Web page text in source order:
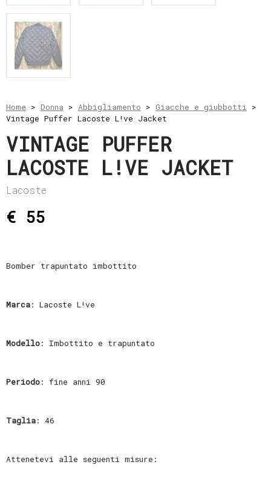
account
Home > Donna > Abbigliamento > Giacche e giubbotti >
Vintage Puffer Lacoste L!ve Jacket
VINTAGE PUFFER
LACOSTE L!VE JACKET
Lacoste
€ 55
Bomber trapuntato imbottito
Marca: Lacoste L!ve
Modello: Imbottito e trapuntato
Periodo: fine anni 90
Taglia: 46
Attenetevi alle seguenti misure: